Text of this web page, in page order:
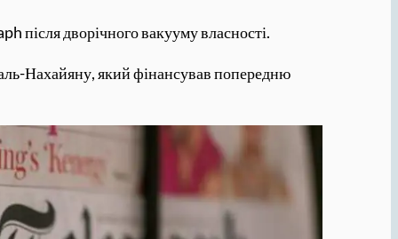
після дворічного вакууму власності.
Нахайяну, який фінансував попередню